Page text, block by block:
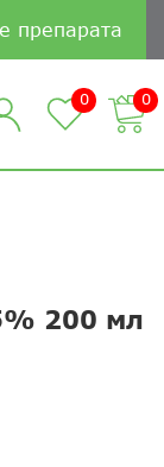
препарата
0 0
200 мл